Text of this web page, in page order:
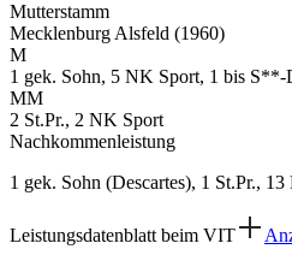
Mutterstamm
Mecklenburg Alsfeld (1960)
M
1 gek. Sohn, 5 NK Sport, 1 bis S**-
MM
2 St.Pr., 2 NK Sport
Nachkommenleistung
1 gek. Sohn (Descartes), 1 St.Pr.,
Leistungsdatenblatt beim VIT